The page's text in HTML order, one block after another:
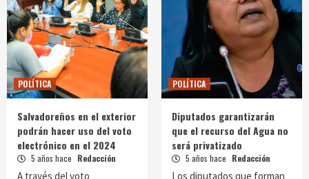
POLÍTICA
Salvadoreños en el exterior
podrán hacer uso del voto
electrónico en el 2024
5 años hace Redacción
A través del voto
POLÍTICA
Diputados garantizarán
que el recurso del Agua no
será privatizado
5 años hace Redacción
Los diputados que forman